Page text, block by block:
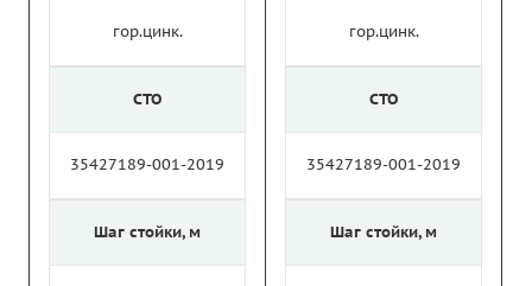
гор.цинк.
СТО
35427189-001-2019
Шаг стойки, м
гор.цинк.
СТО
35427189-001-2019
Шаг стойки, м